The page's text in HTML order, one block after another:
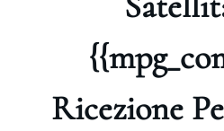
Ricezione